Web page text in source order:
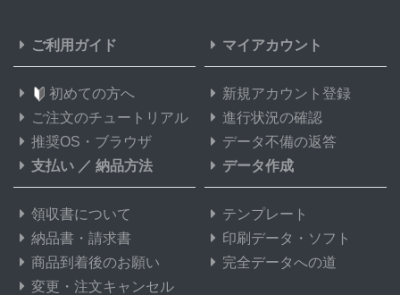
ご利用ガイド
初めての方へ
ご注文のチュートリアル
推奨OS・ブラウザ
マイアカウント
新規アカウント登録
進行状況の確認
データ不備の返答
支払い ／ 納品方法
領収書について
納品書・請求書
商品到着後のお願い
変更・注文キャンセル
データ作成
テンプレート
印刷データ・ソフト
完全データへの道